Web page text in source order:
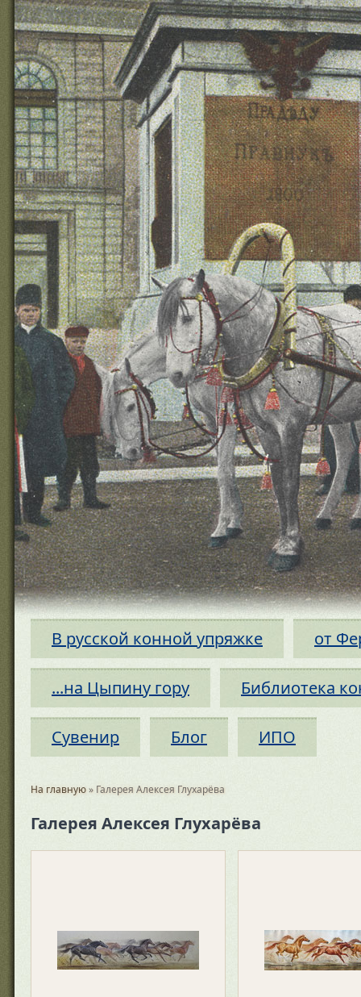
В русской конной упряжке от
...на Цыпину гору Библиотека
Сувенир Блог ИПО
На главную» Галерея Алексея Глухарёва
Галерея Алексея Глухарёва